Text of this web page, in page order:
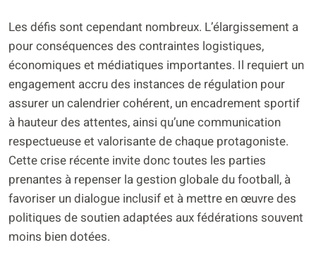
Les défis sont cependant nombreux. L’élargissement a
pour conséquences des contraintes logistiques,
économiques et médiatiques importantes. Il requiert un
engagement accru des instances de régulation pour
assurer un calendrier cohérent, un encadrement sportif
à hauteur des attentes, ainsi qu’une communication
respectueuse et valorisante de chaque protagoniste.
Cette crise récente invite donc toutes les parties
prenantes à repenser la gestion globale du football, à
favoriser un dialogue inclusif et à mettre en œuvre des
politiques de soutien adaptées aux fédérations souvent
moins bien dotées.